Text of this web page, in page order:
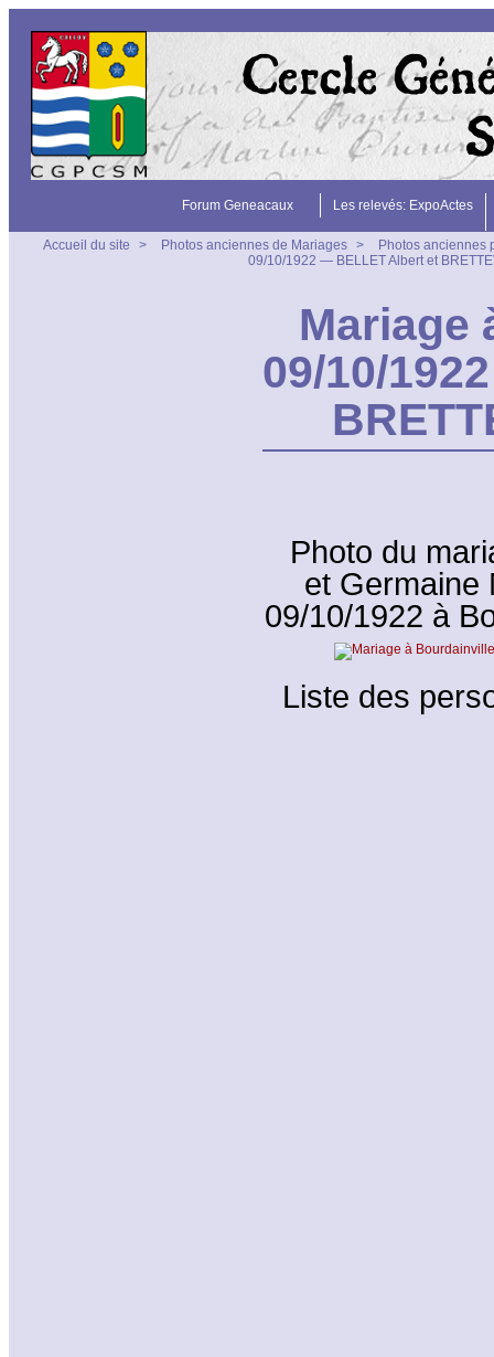
Forum Geneacaux Les relevés: ExpoActes
Accueil du site > Photos anciennes de Mariages >
Photos anciennes
09/10/1922 — BELLET Albert et
Mariage
09/10/
Photo du
et Germaine
09/10/1922 à
Liste des